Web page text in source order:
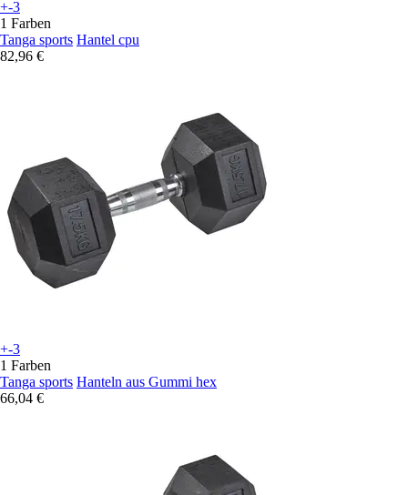
+-3
1 Farben
Tanga sports Hantel cpu
82,96 €
+-3
1 Farben
Tanga sports Hanteln aus Gummi hex
66,04 €